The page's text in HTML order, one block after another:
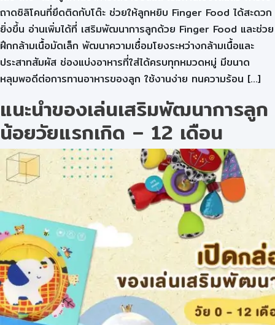
ถาดซิลิโคนที่ยึดติดกับโต๊ะ ช่วยให้ลูกหยิบ Finger Food ได้สะดวก
ยิ่งขึ้น อ่านเพิ่มได้ที่ เสริมพัฒนาการลูกด้วย Finger Food และช่วย
ฝึกกล้ามเนื้อมัดเล็ก พัฒนาความเชื่อมโยงระหว่างกล้ามเนื้อและ
ประสาทสัมผัส ช่องแบ่งอาหารที่ใส่ได้ครบทุกหมวดหมู่ มีขนาด
หลุมพอดีต่อการทานอาหารของลูก ใช้งานง่าย ทนความร้อน […]
แนะนำของเล่นเสริมพัฒนาการลูก
น้อยวัยแรกเกิด – 12 เดือน